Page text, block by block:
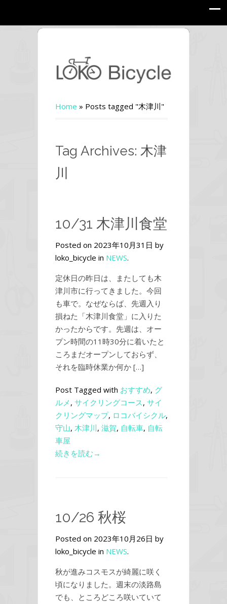
Home » Posts tagged "木津川"
Tag Archives: 木津
川
10/31 木津川食堂
Posted on 2023年10月31日 by
loko_bicycle in NEWS.
定休日の昨日は、またしても木
津川市に行ってきました。今回
も車で。なぜならば、先週入り
損ねた「木津川食堂」に入りた
かったからです。先週は、オー
プン時間の11時30分に着いたと
ころまだオープンしておらず、
それを臨時休業か何か […]
Post Tagged with おすすめ, グ
ルメ , サイクリングコース, サイ
クリングマップ, ロコバイシクル,
守山, 木津川, 滋賀, 自転車, 自転
車屋
続きを読む→
10/26 秋桜
Posted on 2023年10月26日 by
loko_bicycle in NEWS.
秋が進みコスモスが綺麗に咲く
頃になりました。週末の淡路島
でも、ところどころ咲いていて